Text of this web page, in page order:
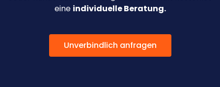
eine individuelle Beratung.
Unverbindlich anfragen